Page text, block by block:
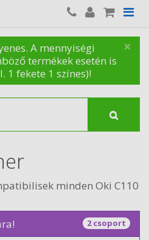
×
A mennyiségi
termékek esetén is
1 fekete 1 színes)!
minden Oki C110
2 csoport